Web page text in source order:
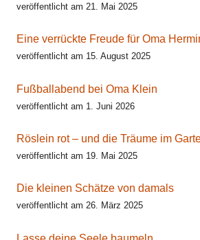
veröffentlicht am 21. Mai 2025
Eine verrückte Freude für Oma
veröffentlicht am 15. August 2025
Fußballabend bei Oma Klein
veröffentlicht am 1. Juni 2026
Röslein rot – und die Träume im
veröffentlicht am 19. Mai 2025
Die kleinen Schätze von damals
veröffentlicht am 26. März 2025